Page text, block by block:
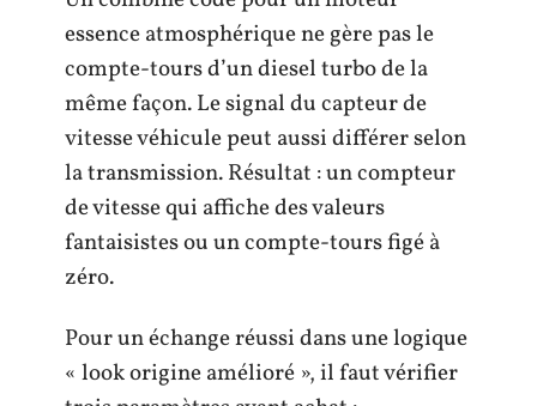
essence atmosphérique ne gère pas le
compte-tours d’un diesel turbo de la
même façon. Le signal du capteur de
vitesse véhicule peut aussi différer selon
la transmission. Résultat : un compteur
de vitesse qui affiche des valeurs
fantaisistes ou un compte-tours figé à
zéro.
Pour un échange réussi dans une logique
« look origine amélioré », il faut vérifier